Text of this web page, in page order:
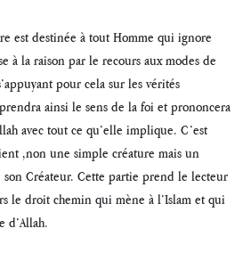
est destinée à tout Homme qui ignore
à la raison par le recours aux modes de
pour cela sur les vérités
ainsi le sens de la foi et prononcera
avec tout ce qu’elle implique. C’est
,non une simple créature mais un
son Créateur. Cette partie prend le lecteur
le droit chemin qui mène à l’Islam et qui
d’Allah.